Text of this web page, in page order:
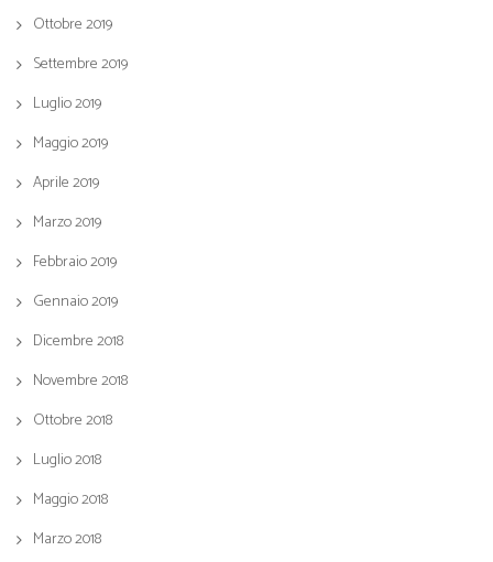
Ottobre 2019
Settembre 2019
Luglio 2019
Maggio 2019
Aprile 2019
Marzo 2019
Febbraio 2019
Gennaio 2019
Dicembre 2018
Novembre 2018
Ottobre 2018
Luglio 2018
Maggio 2018
Marzo 2018